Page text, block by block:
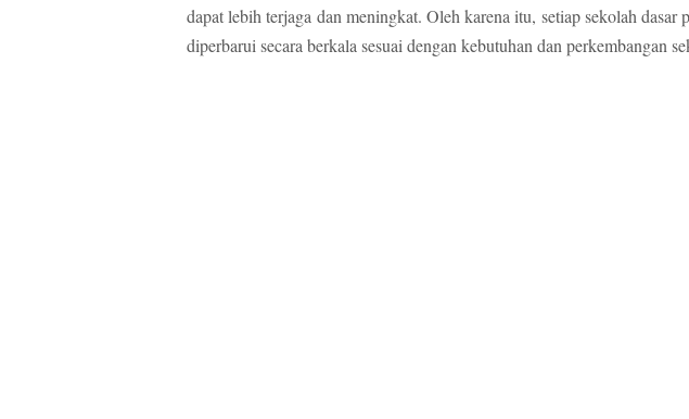
dapat lebih terjaga dan meningkat. Oleh karena itu, setiap sekolah
diperbarui secara berkala sesuai dengan kebutuhan dan perkembangan